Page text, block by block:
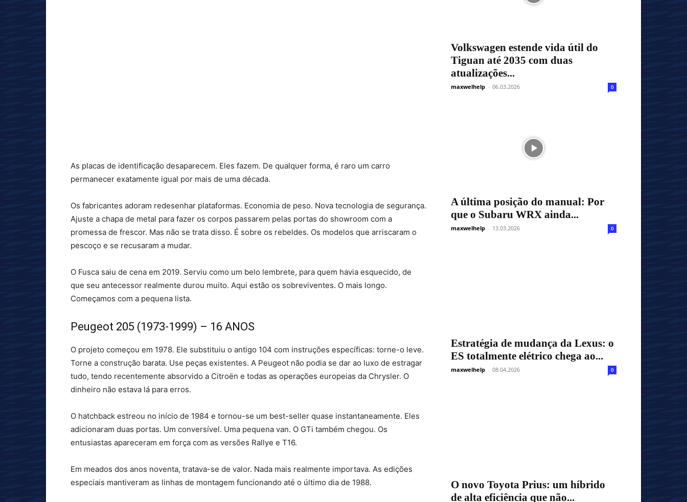
As placas de identificação desaparecem. Eles fazem. De qualquer forma, é raro um carro
permanecer exatamente igual por mais de uma década.
Os fabricantes adoram redesenhar plataformas. Economia de peso. Nova tecnologia de segurança.
Ajuste a chapa de metal para fazer os corpos passarem pelas portas do showroom com a
promessa de frescor. Mas não se trata disso. É sobre os rebeldes. Os modelos que arriscaram o
pescoço e se recusaram a mudar.
O Fusca saiu de cena em 2019. Serviu como um belo lembrete, para quem havia esquecido, de
que seu antecessor realmente durou muito. Aqui estão os sobreviventes. O mais longo.
Começamos com a pequena lista.
Peugeot 205 (1973-1999) – 16 ANOS
O projeto começou em 1978. Ele substituiu o antigo 104 com instruções específicas: torne-o leve.
Torne a construção barata. Use peças existentes. A Peugeot não podia se dar ao luxo de estragar
tudo, tendo recentemente absorvido a Citroën e todas as operações europeias da Chrysler. O
dinheiro não estava lá para erros.
O hatchback estreou no início de 1984 e tornou-se um best-seller quase instantaneamente. Eles
adicionaram duas portas. Um conversível. Uma pequena van. O GTi também chegou. Os
entusiastas apareceram em força com as versões Rallye e T16.
Em meados dos anos noventa, tratava-se de valor. Nada mais realmente importava. As edições
especiais mantiveram as linhas de montagem funcionando até o último dia de 1988.
Volkswagen estende vida útil do
Tiguan até 2035 com duas
atualizações...
maxwelhelp - 06.03.2026 0
A última posição do manual: Por
que o Subaru WRX ainda...
maxwelhelp - 13.03.2026 0
Estratégia de mudança da Lexus: o
ES totalmente elétrico chega ao...
maxwelhelp - 08.04.2026 0
O novo Toyota Prius: um híbrido
de alta eficiência que não...